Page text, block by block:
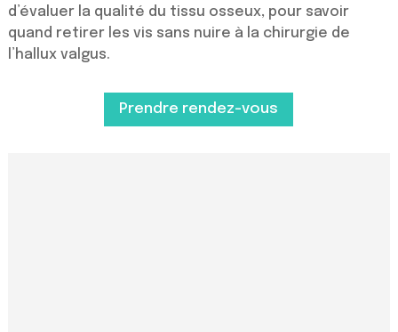
d’évaluer la qualité du tissu osseux, pour savoir
quand retirer les vis sans nuire à la chirurgie de
l’hallux valgus.
Prendre rendez-vous